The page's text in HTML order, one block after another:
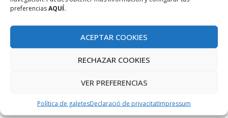
preferenciasAQUÍ.
ACEPTAR COOKIES
RECHAZAR COOKIES
VER PREFERENCIAS
Política de galetesDeclaració de privacitatImpressum
En quant als pagaments virtuals segurs cada vegada es
del banc o del servei amb qui tenen contracta el TPV
guardar dades bancàries i es deriva la responsabilitat de la
vulnerabilitats.